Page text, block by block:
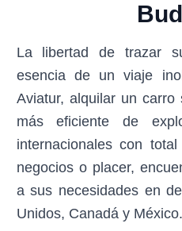
La libertad de trazar
esencia de un viaje
Aviatur, alquilar un
más eficiente de
internacionales con
negocios o placer,
a sus necesidades en
Unidos, Canadá y México.